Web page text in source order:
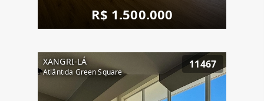
R$ 1.500.000
XANGRI-LÁ
Atlântida Green Square
11467